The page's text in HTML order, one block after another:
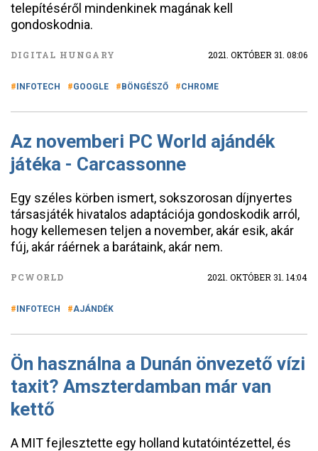
telepítéséről mindenkinek magának kell
gondoskodnia.
DIGITAL HUNGARY 2021. OKTÓBER 31. 08:06
INFOTECH GOOGLE BÖNGÉSZŐ CHROME
Az novemberi PC World ajándék
játéka - Carcassonne
Egy széles körben ismert, sokszorosan díjnyertes
társasjáték hivatalos adaptációja gondoskodik arról,
hogy kellemesen teljen a november, akár esik, akár
fúj, akár ráérnek a barátaink, akár nem.
PCWORLD 2021. OKTÓBER 31. 14:04
INFOTECH AJÁNDÉK
Ön használna a Dunán önvezető vízi
taxit? Amszterdamban már van
kettő
A MIT fejlesztette egy holland kutatóintézettel, és